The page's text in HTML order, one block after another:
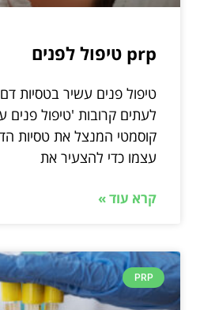
prp טיפול לפנים
לעתים קרובות 'טיפול פנים
קוסמטי המנצל את טסיות
עצמו כדי להצעיר את
קרא עוד »
PRP